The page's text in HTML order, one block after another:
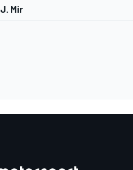
J. Mir